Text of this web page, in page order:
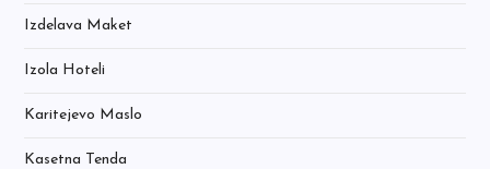
Izdelava Maket
Izola Hoteli
Karitejevo Maslo
Kasetna Tenda